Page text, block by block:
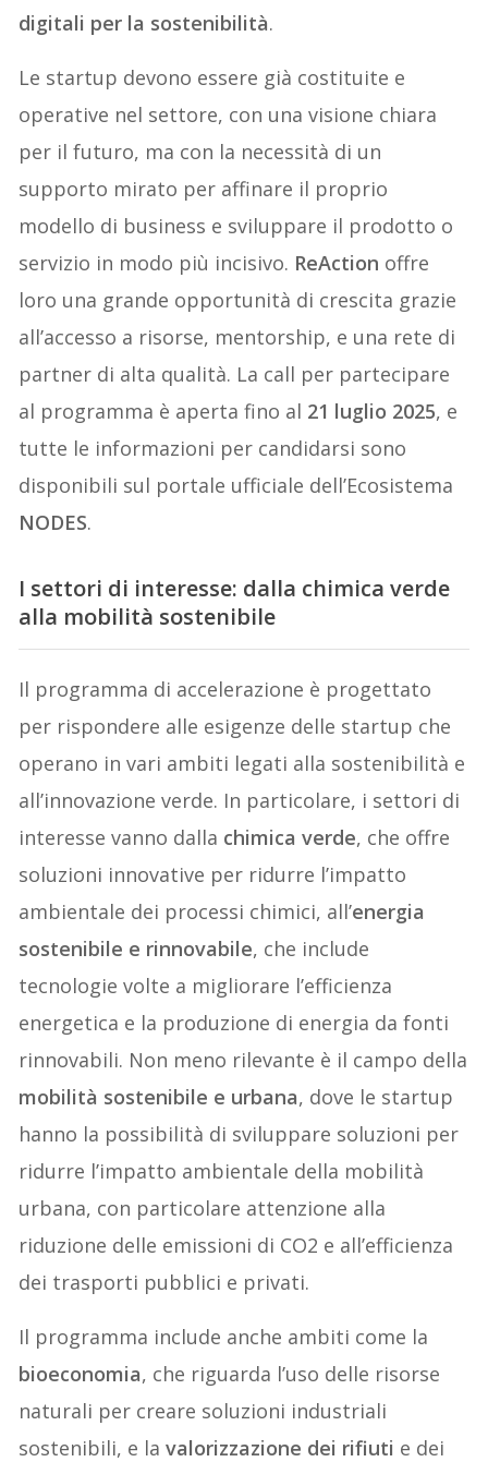
digitali per la sostenibilità.
Le startup devono essere già costituite e
operative nel settore, con una visione chiara
per il futuro, ma con la necessità di un
supporto mirato per affinare il proprio
modello di business e sviluppare il prodotto o
servizio in modo più incisivo. ReAction offre
loro una grande opportunità di crescita grazie
all’accesso a risorse, mentorship, e una rete di
partner di alta qualità. La call per partecipare
al programma è aperta fino al 21 luglio 2025, e
tutte le informazioni per candidarsi sono
disponibili sul portale ufficiale dell’Ecosistema
NODES.
I settori di interesse: dalla chimica verde
alla mobilità sostenibile
Il programma di accelerazione è progettato
per rispondere alle esigenze delle startup che
operano in vari ambiti legati alla sostenibilità e
all’innovazione verde. In particolare, i settori di
interesse vanno dalla chimica verde, che offre
soluzioni innovative per ridurre l’impatto
ambientale dei processi chimici, all’energia
sostenibile e rinnovabile, che include
tecnologie volte a migliorare l’efficienza
energetica e la produzione di energia da fonti
rinnovabili. Non meno rilevante è il campo della
mobilità sostenibile e urbana, dove le startup
hanno la possibilità di sviluppare soluzioni per
ridurre l’impatto ambientale della mobilità
urbana, con particolare attenzione alla
riduzione delle emissioni di CO2 e all’efficienza
dei trasporti pubblici e privati.
Il programma include anche ambiti come la
bioeconomia, che riguarda l’uso delle risorse
naturali per creare soluzioni industriali
sostenibili, e lavalorizzazione dei rifiuti e dei